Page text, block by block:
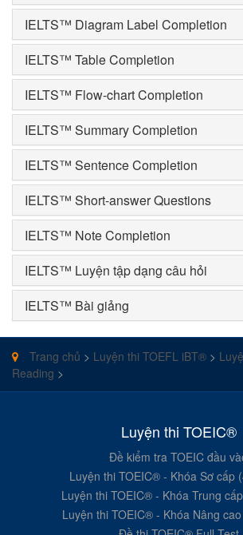
IELTS™ Diagram Label Completion
IELTS™ Table Completion
IELTS™ Flow-chart Completion
IELTS™ Summary Completion
IELTS™ Sentence Completion
IELTS™ Short-answer Questions
IELTS™ Note Completion
IELTS™ Luyện tập dạng câu hỏi
IELTS™ Bài giảng
Trang chủ > Luyện thi TOEFL iBT® >
Reading >
Luyện thi TOEIC®
Đề kiểm tra TOEIC đầu
Luyện thi TOEIC® - Khóa Sơ cấp
Luyện thi TOEIC® - Khóa Trung
Luyện thi TOEIC® - Khóa Nâng